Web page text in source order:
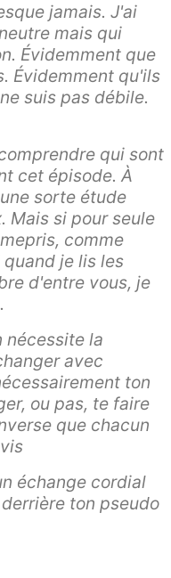
jamais. J'ai
mais qui
Évidemment que
Évidemment qu'ils
suis pas débile.
qui sont
cet épisode. À
sorte étude
Mais si pour seule
comme
je lis les
d'entre vous, je
nécessite la
avec
ton
ou pas, te faire
que chacun
échange cordial
ton pseudo